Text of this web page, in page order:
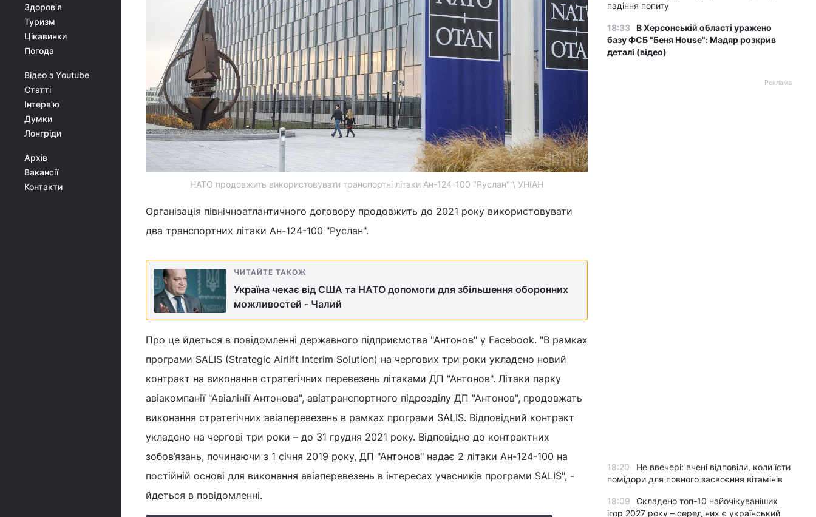
Здоров'я
Туризм
Цікавинки
Погода
Відео з Youtube
Статті
Інтерв'ю
Думки
Лонгріди
Архів
Вакансії
Контакти
НАТО продовжить використовувати транспортні літаки Ан-124-100 "Руслан" \ УНІАН
Організація північноатлантичного договору продовжить до 2021 року використовувати
два транспортних літаки Ан-124-100 "Руслан".
ЧИТАЙТЕ ТАКОЖ
Україна чекає від США та НАТО допомоги для збільшення оборонних
можливостей - Чалий
Про це йдеться в повідомленні державного підприємства "Антонов" у Facebook. "В рамках
програми SALIS (Strategic Airlift Interim Solution) на чергових три роки укладено новий
контракт на виконання стратегічних перевезень літаками ДП "Антонов". Літаки парку
авіакомпанії "Авіалінії Антонова", авіатранспортного підрозділу ДП "Антонов", продовжать
виконання стратегічних авіаперевезень в рамках програми SALIS. Відповідний контракт
укладено на чергові три роки – до 31 грудня 2021 року. Відповідно до контрактних
зобов’язань, починаючи з 1 січня 2019 року, ДП "Антонов" надає 2 літаки Ан-124-100 на
постійній основі для виконання авіаперевезень в інтересах учасників програми SALIS", -
йдеться в повідомленні.
падіння попиту
18:33 В Херсонській області уражено
базу ФСБ "Беня House": Мадяр розкрив
деталі (відео)
Реклама
18:20
Не ввечері: вчені відповіли, коли їсти
помідори для повного засвоєння вітамінів
18:09
Складено топ-10 найочікуваніших
ігор 2027 року – серед них є український